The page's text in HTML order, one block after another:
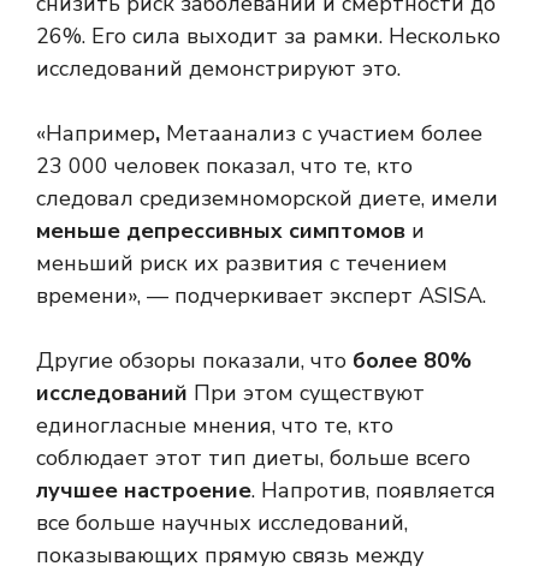
26%. Его сила выходит за рамки. Несколько
исследований демонстрируют это.
«Например, Метаанализ с участием более
23 000 человек показал, что те, кто
следовал средиземноморской диете, имели
меньше депрессивных симптомов и
меньший риск их развития с течением
времени», — подчеркивает эксперт ASISA.
Другие обзоры показали, что более 80%
исследований При этом существуют
единогласные мнения, что те, кто
соблюдает этот тип диеты, больше всего
лучшее настроение. Напротив, появляется
все больше научных исследований,
показывающих прямую связь между